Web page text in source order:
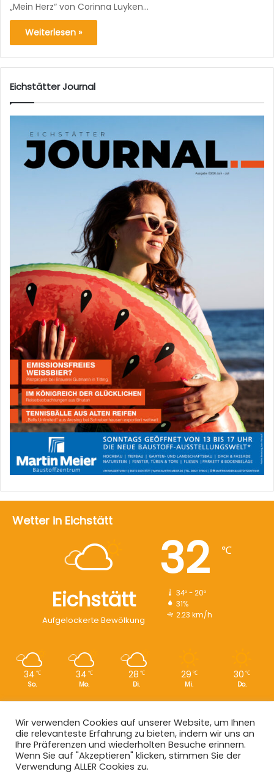
„Mein Herz“ von Corinna Luyken…
Weiterlesen »
Eichstätter Journal
Wetter in Eichstätt
Eichstätt
Aufgelockerte Bewölkung
32 ℃
34º - 20º
31%
2.23 km/h
34 ℃
So.
34 ℃
Mo.
28 ℃
Di.
29 ℃
Mi.
30 ℃
Do.
Copyright © 2008 - 2026EI-Live.de| Alle Rechte vorbehalten.
Start |Datenschutz |Kontakt|Impressum
Wir verwenden Cookies auf unserer Website, um Ihnen
die relevanteste Erfahrung zu bieten, indem wir uns an
Ihre Präferenzen und wiederholten Besuche erinnern.
Wenn Sie auf "Akzeptieren" klicken, stimmen Sie der
Verwendung ALLER Cookies zu.